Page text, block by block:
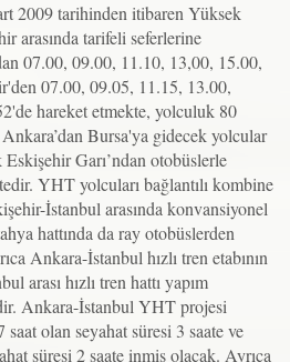
2009 tarihinden itibaren Yüksek
arasında tarifeli seferlerine
07.00, 09.00, 11.10, 13,00, 15.00,
07.00, 09.05, 11.15, 13.00,
hareket etmekte, yolculuk 80
Bursa'ya gidecek yolcular
Garı’ndan otobüslerle
YHT yolcuları bağlantılı kombine
İstanbul arasında konvansiyonel
hattında da ray otobüslerden
Ankara-İstanbul hızlı tren etabının
arası hızlı tren hattı yapım
Ankara-İstanbul YHT projesi
saat olan seyahat süresi 3 saate ve
süresi 2 saate inmiş olacak. Ayrıca